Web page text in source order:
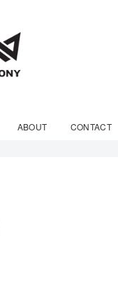
ABOUT CONTACT